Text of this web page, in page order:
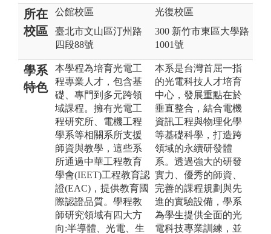
所在
校區
公館校區
臺北市文山區汀州路
四段88號
光復校區
300 新竹市東區大學路
1001號
學系
特色
本學程為培育光電工
程專業人才，包含基
礎、專門到多元跨領
域課程。擁有光電工
程研究所、電機工程
學系等相關系所支援
師資與教學，這些系
所通過中華工程教育
學會(IEET)工程教育認
證(EAC)，提供教育國
際認證品質。學程教
師研究領域有四大方
向:半導體、光電、生
本系是台灣首屈一指
的光電科技人才培育
中心，發展重點在於
垂直整合，結合電機
資訊工程與物理化學
等基礎科學，打造跨
領域的永續研發體
系。透過強大的研發
實力、優秀的師資、
完善的課程規劃與先
進的實驗設備，學系
為學生提供全面的光
電科技專業訓練，並